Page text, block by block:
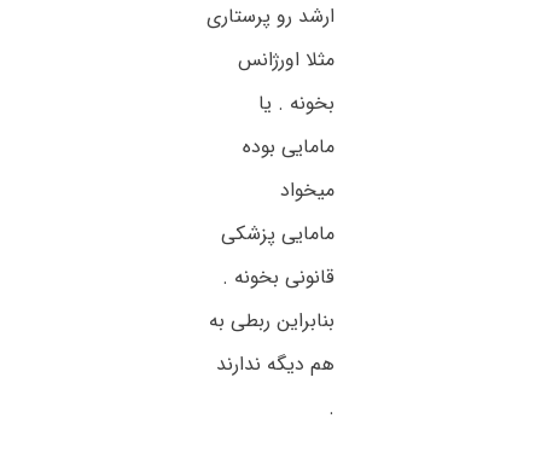
ارشد رو پرستاری
مثلا اورژانس
بخونه . یا
مامایی بوده
میخواد
مامایی پزشکی
قانونی بخونه .
بنابراین ربطی به
هم دیگه ندارند
.